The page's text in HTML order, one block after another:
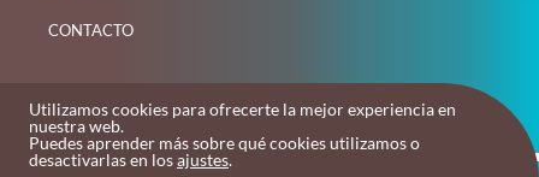
CONTACTO
Utilizamos cookies para ofrecerte la mejor experiencia en
nuestra web.
Puedes aprender más sobre qué cookies utilizamos o
desactivarlas en losajustes.